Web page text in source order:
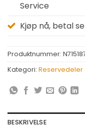
Service
Kjøp nå, betal
Produktnummer:
Kategori: Reservedeler
BESKRIVELSE